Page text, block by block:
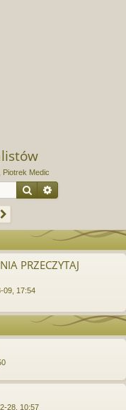
Piotrek Medic
SzukajWyszukiwanie
PRZECZYTAJ
09, 17:54
28, 10:57